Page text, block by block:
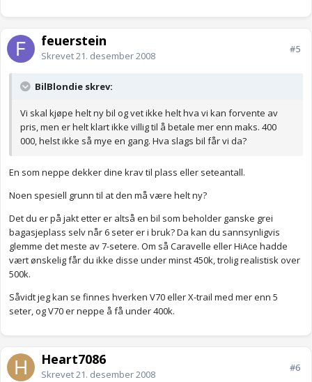
feuerstein
Skrevet21. desember 2008
#5
BilBlondie skrev:
Vi skal kjøpe helt ny bil og vet ikke helt hva vi kan forvente av
pris, men er helt klart ikke villig til å betale mer enn maks. 400
000, helst ikke så mye en gang. Hva slags bil får vi da?
En som neppe dekker dine krav til plass eller seteantall.
Noen spesiell grunn til at den må være helt ny?
Det du er på jakt etter er altså en bil som beholder ganske grei
bagasjeplass selv når 6 seter er i bruk? Da kan du sannsynligvis
glemme det meste av 7-setere. Om så Caravelle eller HiAce hadde
vært ønskelig får du ikke disse under minst 450k, trolig realistisk over
500k.
Såvidt jeg kan se finnes hverken V70 eller X-trail med mer enn 5
seter, og V70 er neppe å få under 400k.
Heart7086
Skrevet21. desember 2008
#6